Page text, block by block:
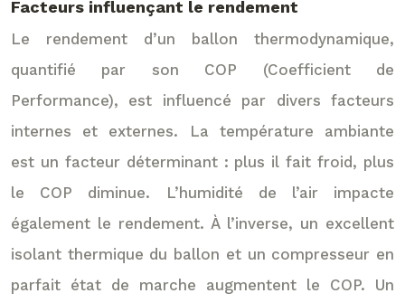
Facteurs influençant le rendement
Le rendement d’un ballon thermodynamique,
quantifié par son COP (Coefficient de
Performance), est influencé par divers facteurs
internes et externes. La température ambiante
est un facteur déterminant : plus il fait froid, plus
le COP diminue. L’humidité de l’air impacte
également le rendement. À l’inverse, un excellent
isolant thermique du ballon et un compresseur en
parfait état de marche augmentent le COP. Un